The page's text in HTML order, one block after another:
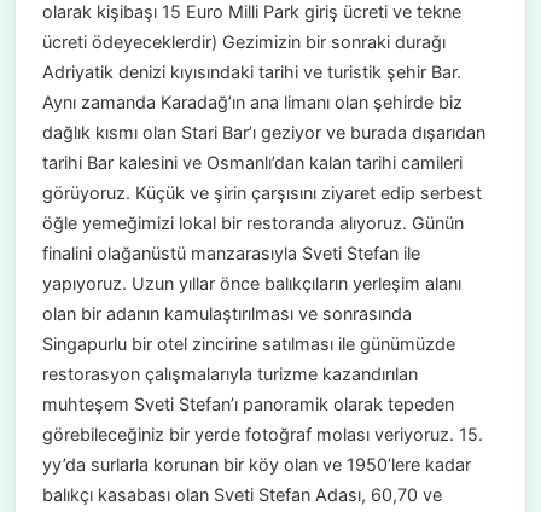
olarak kişibaşı 15 Euro Milli Park giriş ücreti ve tekne
ücreti ödeyeceklerdir) Gezimizin bir sonraki durağı
Adriyatik denizi kıyısındaki tarihi ve turistik şehir Bar.
Aynı zamanda Karadağ’ın ana limanı olan şehirde biz
dağlık kısmı olan Stari Bar’ı geziyor ve burada dışarıdan
tarihi Bar kalesini ve Osmanlı’dan kalan tarihi camileri
görüyoruz. Küçük ve şirin çarşısını ziyaret edip serbest
öğle yemeğimizi lokal bir restoranda alıyoruz. Günün
finalini olağanüstü manzarasıyla Sveti Stefan ile
yapıyoruz. Uzun yıllar önce balıkçıların yerleşim alanı
olan bir adanın kamulaştırılması ve sonrasında
Singapurlu bir otel zincirine satılması ile günümüzde
restorasyon çalışmalarıyla turizme kazandırılan
muhteşem Sveti Stefan’ı panoramik olarak tepeden
görebileceğiniz bir yerde fotoğraf molası veriyoruz. 15.
yy’da surlarla korunan bir köy olan ve 1950’lere kadar
balıkçı kasabası olan Sveti Stefan Adası, 60,70 ve